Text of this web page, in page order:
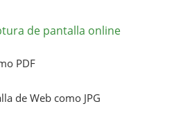
de pantalla online
PDF
de Web como JPG